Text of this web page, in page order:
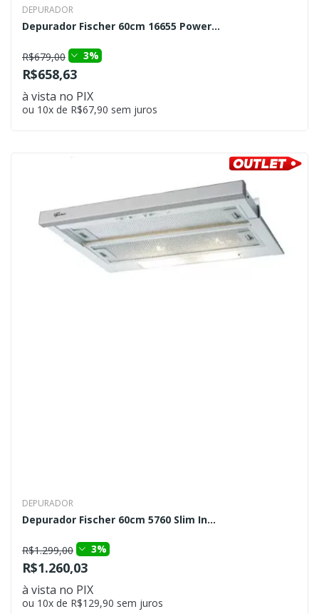
DEPURADOR
Depurador Fischer 60cm 16655 Power...
R$679,00 3%
R$658,63
à vista no PIX
ou 10x de R$67,90 sem juros
DEPURADOR
Depurador Fischer 60cm 5760 Slim In...
R$1.299,00 3%
R$1.260,03
à vista no PIX
ou 10x de R$129,90 sem juros